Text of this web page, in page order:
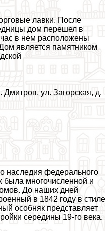
лавки. После
дом перешел в
в нем расположены
является памятником
Дмитров, ул. Загорская, д.
наследия федерального
была многочисленной и
До наших дней
в 1842 году в стиле
особняк представляет
середины 19-го века.